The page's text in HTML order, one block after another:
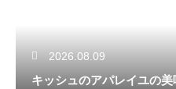
2026.08.09
キッシュのアパレイユの